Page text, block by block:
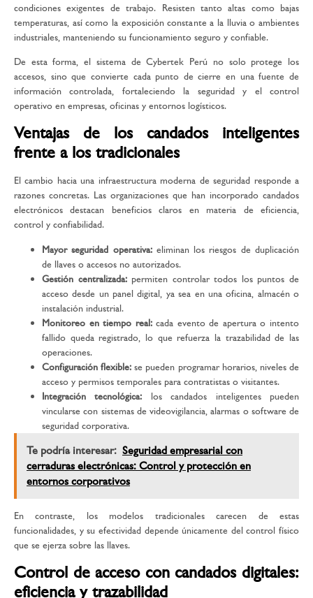
condiciones exigentes de trabajo. Resisten tanto altas como bajas
temperaturas, así como la exposición constante a la lluvia o ambientes
industriales, manteniendo su funcionamiento seguro y confiable.
De esta forma, el sistema de Cybertek Perú no solo protege los
accesos, sino que convierte cada punto de cierre en una fuente de
información controlada, fortaleciendo la seguridad y el control
operativo en empresas, oficinas y entornos logísticos.
Ventajas de los candados inteligentes
frente a los tradicionales
El cambio hacia una infraestructura moderna de seguridad responde a
razones concretas. Las organizaciones que han incorporado candados
electrónicos destacan beneficios claros en materia de eficiencia,
control y confiabilidad.
Mayor seguridad operativa:eliminan los riesgos de duplicación
de llaves o accesos no autorizados.
Gestión centralizada:permiten controlar todos los puntos de
acceso desde un panel digital, ya sea en una oficina, almacén o
instalación industrial.
Monitoreo en tiempo real:cada evento de apertura o intento
fallido queda registrado, lo que refuerza la trazabilidad de las
operaciones.
Configuración flexible: se pueden programar horarios, niveles de
acceso y permisos temporales para contratistas o visitantes.
Integración tecnológica: los candados inteligentes pueden
vincularse con sistemas de videovigilancia, alarmas o software de
seguridad corporativa.
Te podría interesar: Seguridad empresarial con
cerraduras electrónicas: Control y protección en
entornos corporativos
En contraste, los modelos tradicionales carecen de estas
funcionalidades, y su efectividad depende únicamente del control físico
que se ejerza sobre las llaves.
Control de acceso con candados digitales:
eficiencia y trazabilidad